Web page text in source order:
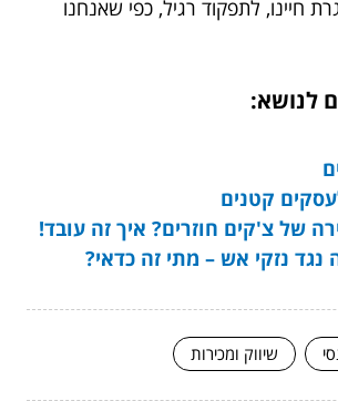
חיינו, לתפקוד רגיל, כפי שאנחנו
לנושא:
קטנים
של צ'קים חוזרים? איך זה עובד!
נגד נזקי אש – מתי זה כדאי?
שיווק ומכירות